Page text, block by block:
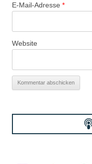
E-Mail-Adresse *
Website